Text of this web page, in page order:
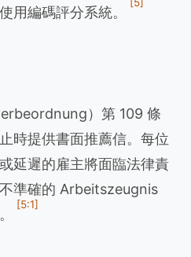
用編碼評分系統。
[5]
）第 109 條
時提供書面推薦信。每位
延遲的雇主將面臨法律責
準確的 Arbeitszeugnis
[5:1]